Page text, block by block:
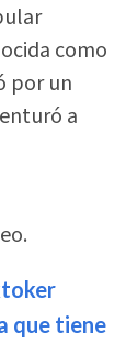
como
por un
a
que tiene